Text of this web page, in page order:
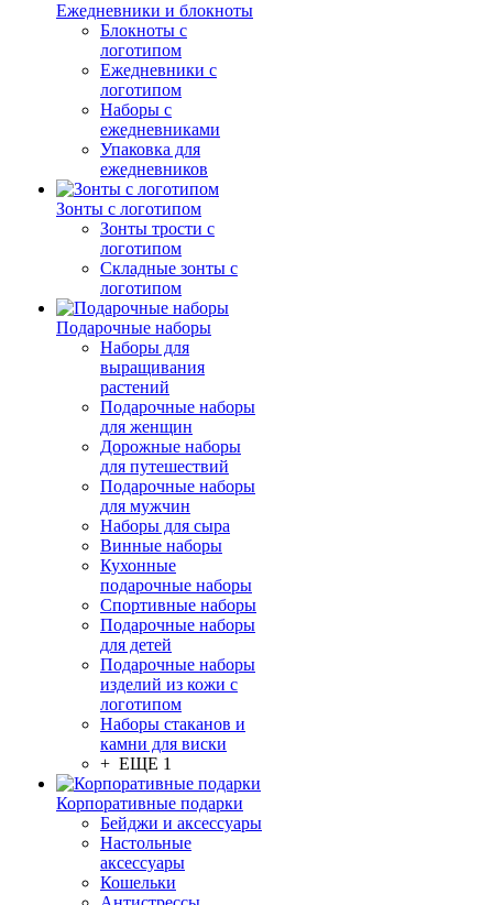
Ежедневники и блокноты
Блокноты с
логотипом
Ежедневники с
логотипом
Наборы с
ежедневниками
Упаковка для
ежедневников
Зонты с логотипом
Зонты трости с
логотипом
Складные зонты с
логотипом
Подарочные наборы
Наборы для
выращивания
растений
Подарочные наборы
для женщин
Дорожные наборы
для путешествий
Подарочные наборы
для мужчин
Наборы для сыра
Винные наборы
Кухонные
подарочные наборы
Спортивные наборы
Подарочные наборы
для детей
Подарочные наборы
изделий из кожи с
логотипом
Наборы стаканов и
камни для виски
+ ЕЩЕ 1
Корпоративные подарки
Бейджи и аксессуары
Настольные
аксессуары
Кошельки